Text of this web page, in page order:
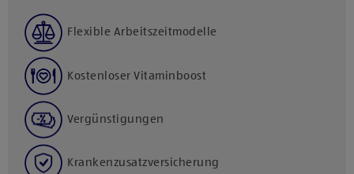
Flexible Arbeitszeitmodelle
Kostenloser Vitaminboost
Vergünstigungen
Krankenzusatzversicherung